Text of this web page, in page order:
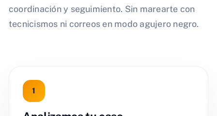
coordinación y seguimiento. Sin marearte con
tecnicismos ni correos en modo agujero negro.